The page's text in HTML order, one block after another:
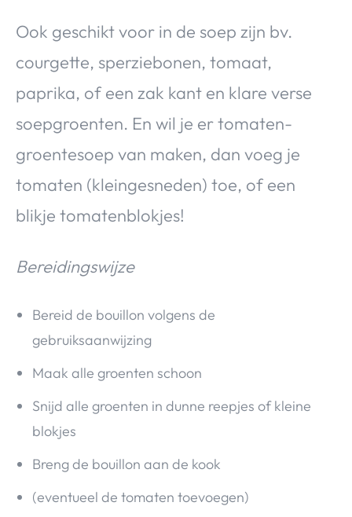
Ook geschikt voor in de soep zijn bv.
courgette, sperziebonen, tomaat,
paprika, of een zak kant en klare verse
soepgroenten. En wil je er tomaten-
groentesoep van maken, dan voeg je
tomaten (kleingesneden) toe, of een
blikje tomatenblokjes!
Bereidingswijze
Bereid de bouillon volgens de
gebruiksaanwijzing
Maak alle groenten schoon
Snijd alle groenten in dunne reepjes of kleine
blokjes
Breng de bouillon aan de kook
(eventueel de tomaten toevoegen)